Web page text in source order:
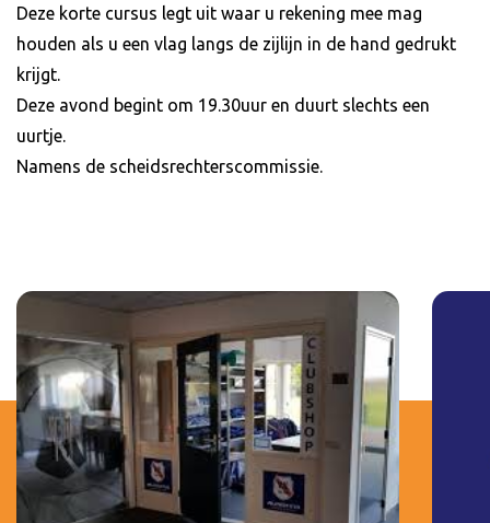
Deze korte cursus legt uit waar u rekening mee mag
houden als u een vlag langs de zijlijn in de hand gedrukt
krijgt.
Deze avond begint om 19.30uur en duurt slechts een
uurtje.
Namens de scheidsrechterscommissie.